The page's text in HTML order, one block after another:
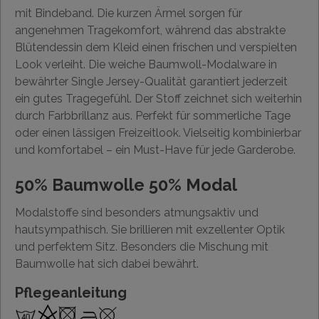
mit Bindeband. Die kurzen Ärmel sorgen für
angenehmen Tragekomfort, während das abstrakte
Blütendessin dem Kleid einen frischen und verspielten
Look verleiht. Die weiche Baumwoll-Modalware in
bewährter Single Jersey-Qualität garantiert jederzeit
ein gutes Tragegefühl. Der Stoff zeichnet sich weiterhin
durch Farbbrillanz aus. Perfekt für sommerliche Tage
oder einen lässigen Freizeitlook. Vielseitig kombinierbar
und komfortabel – ein Must-Have für jede Garderobe.
50% Baumwolle 50% Modal
Modalstoffe sind besonders atmungsaktiv und
hautsympathisch. Sie brillieren mit exzellenter Optik
und perfektem Sitz. Besonders die Mischung mit
Baumwolle hat sich dabei bewährt.
Pflegeanleitung